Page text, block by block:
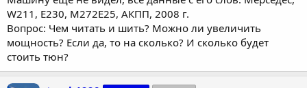
W211, E230, M272E25, АКПП, 2008 г.
Вопрос: Чем читать и шить? Можно ли увеличить
мощность? Если да, то на сколько? И сколько будет
стоить тюн?